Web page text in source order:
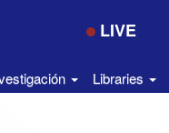
LIVE
Libraries